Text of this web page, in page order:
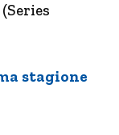
(Series
stagione